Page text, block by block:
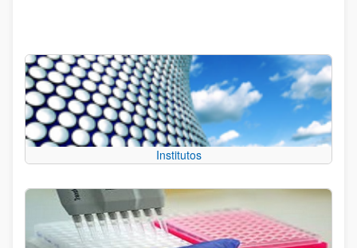
Institutos